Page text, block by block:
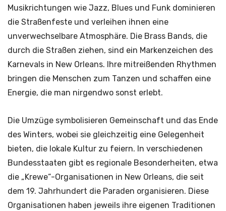
Musikrichtungen wie Jazz, Blues und Funk dominieren
die Straßenfeste und verleihen ihnen eine
unverwechselbare Atmosphäre. Die Brass Bands, die
durch die Straßen ziehen, sind ein Markenzeichen des
Karnevals in New Orleans. Ihre mitreißenden Rhythmen
bringen die Menschen zum Tanzen und schaffen eine
Energie, die man nirgendwo sonst erlebt.
Die Umzüge symbolisieren Gemeinschaft und das Ende
des Winters, wobei sie gleichzeitig eine Gelegenheit
bieten, die lokale Kultur zu feiern. In verschiedenen
Bundesstaaten gibt es regionale Besonderheiten, etwa
die „Krewe“-Organisationen in New Orleans, die seit
dem 19. Jahrhundert die Paraden organisieren. Diese
Organisationen haben jeweils ihre eigenen Traditionen